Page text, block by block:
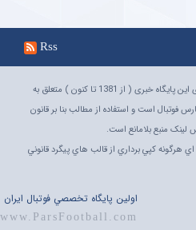
Rss
تمام حقوق مادی و معنوی این پایگاه خبری ( از 1381 تا کنون ) متعلق به
فوتبال است و استفاده از مطالب بنا بر قانون
لینک منبع بلامانع است.
اي هرگونه کپي برداري از قالب هاي پيگرد قانوني
اولين پايگاه تخصصي فوتبال ايران
www.ParsFootball.com